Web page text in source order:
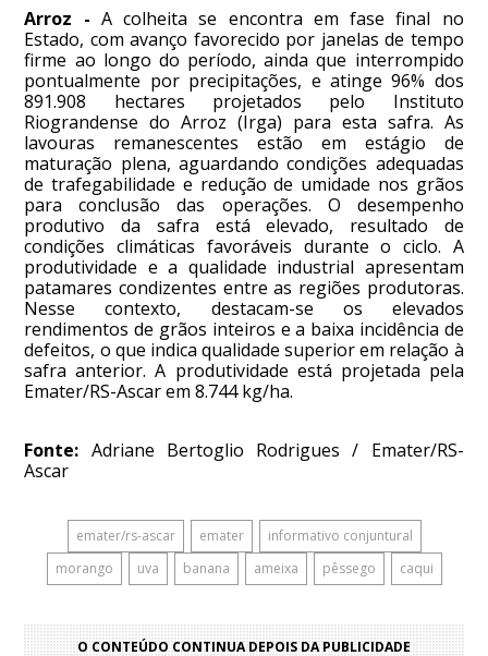
Arroz - A colheita se encontra em fase final no
Estado, com avanço favorecido por janelas de tempo
firme ao longo do período, ainda que interrompido
pontualmente por precipitações, e atinge 96% dos
891.908 hectares projetados pelo Instituto
Riograndense do Arroz (Irga) para esta safra. As
lavouras remanescentes estão em estágio de
maturação plena, aguardando condições adequadas
de trafegabilidade e redução de umidade nos grãos
para conclusão das operações. O desempenho
produtivo da safra está elevado, resultado de
condições climáticas favoráveis durante o ciclo. A
produtividade e a qualidade industrial apresentam
patamares condizentes entre as regiões produtoras.
Nesse contexto, destacam-se os elevados
rendimentos de grãos inteiros e a baixa incidência de
defeitos, o que indica qualidade superior em relação à
safra anterior. A produtividade está projetada pela
Emater/RS-Ascar em 8.744 kg/ha.
Fonte: Adriane Bertoglio Rodrigues / Emater/RS-
Ascar
emater/rs-ascar emater
informativo conjuntural
morango
uva banana ameixa pêssego caqui
O CONTEÚDO CONTINUA DEPOIS DA PUBLICIDADE